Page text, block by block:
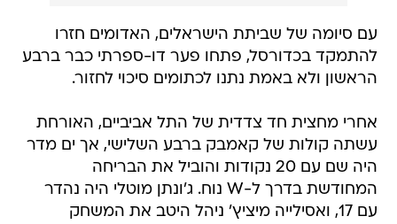
עם סיומה של שביתת הישראלים, האדומים חזרו
להתמקד בכדורסל, פתחו פער דו-ספרתי כבר ברבע
הראשון ולא באמת נתנו לכתומים סיכוי לחזור.
אחרי מחצית חד צדדית של התל אביביים, האורחת
עשתה קולות של קאמבק ברבע השלישי, אך ים מדר
היה שם עם 20 נקודות והוביל את הבריחה
המחודשת בדרך ל-W נוח. ג'ונתן מוטלי היה נהדר
עם 17, ואסילייה מיציץ' ניהל היטב את המשחק